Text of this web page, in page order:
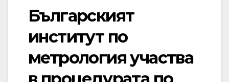
Българският
институт по
метрология участва